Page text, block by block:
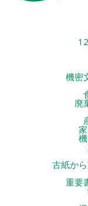
機密
廃
古紙か
重要